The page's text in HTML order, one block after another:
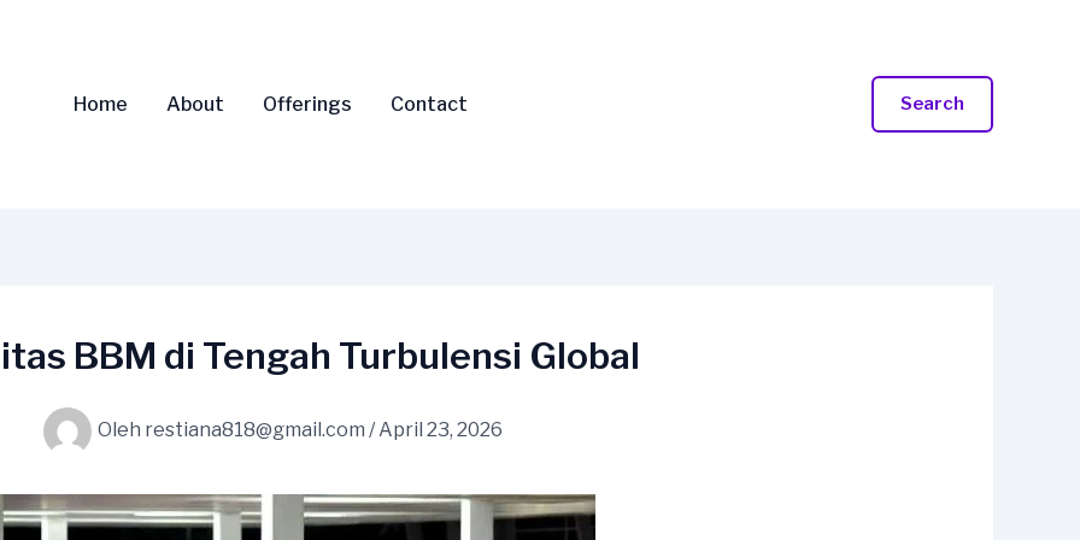
Home About Offerings Contact Search
BBM di Tengah Turbulensi Global
Oleh restiana818@gmail.com /April 23, 2026